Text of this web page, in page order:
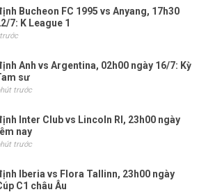
Bucheon FC 1995 vs Anyang, 17h30
7: K League 1
Anh vs Argentina, 02h00 ngày 16/7: Kỳ
sư
trước
Inter Club vs Lincoln RI, 23h00 ngày
nay
trước
Iberia vs Flora Tallinn, 23h00 ngày
C1 châu Âu